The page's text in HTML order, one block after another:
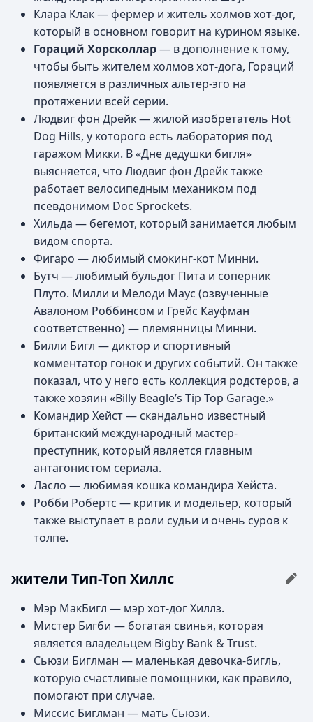
Клара Клак — фермер и житель холмов хот-дог,
который в основном говорит на курином языке.
Гораций Хорсколлар— в дополнение к тому,
чтобы быть жителем холмов хот-дога, Гораций
появляется в различных альтер-эго на
протяжении всей серии.
Людвиг фон Дрейк — жилой изобретатель Hot
Dog Hills, у которого есть лаборатория под
гаражом Микки. В «Дне дедушки бигля»
выясняется, что Людвиг фон Дрейк также
работает велосипедным механиком под
псевдонимом Doc Sprockets.
Хильда — бегемот, который занимается любым
видом спорта.
Фигаро — любимый смокинг-кот Минни.
Бутч — любимый бульдог Пита и соперник
Плуто. Милли и Мелоди Маус (озвученные
Авалоном Роббинсом и Грейс Кауфман
соответственно) — племянницы Минни.
Билли Бигл — диктор и спортивный
комментатор гонок и других событий. Он также
показал, что у него есть коллекция родстеров, а
также хозяин «Billy Beagle’s Tip Top Garage.»
Командир Хейст — скандально известный
британский международный мастер-
преступник, который является главным
антагонистом сериала.
Ласло — любимая кошка командира Хейста.
Робби Робертс — критик и модельер, который
также выступает в роли судьи и очень суров к
толпе.
жители Тип-Топ Хиллс
Мэр МакБигл — мэр хот-дог Хиллз.
Мистер Бигби — богатая свинья, которая
является владельцем Bigby Bank & Trust.
Сьюзи Биглман — маленькая девочка-бигль,
которую счастливые помощники, как правило,
помогают при случае.
Миссис Биглман — мать Сьюзи.